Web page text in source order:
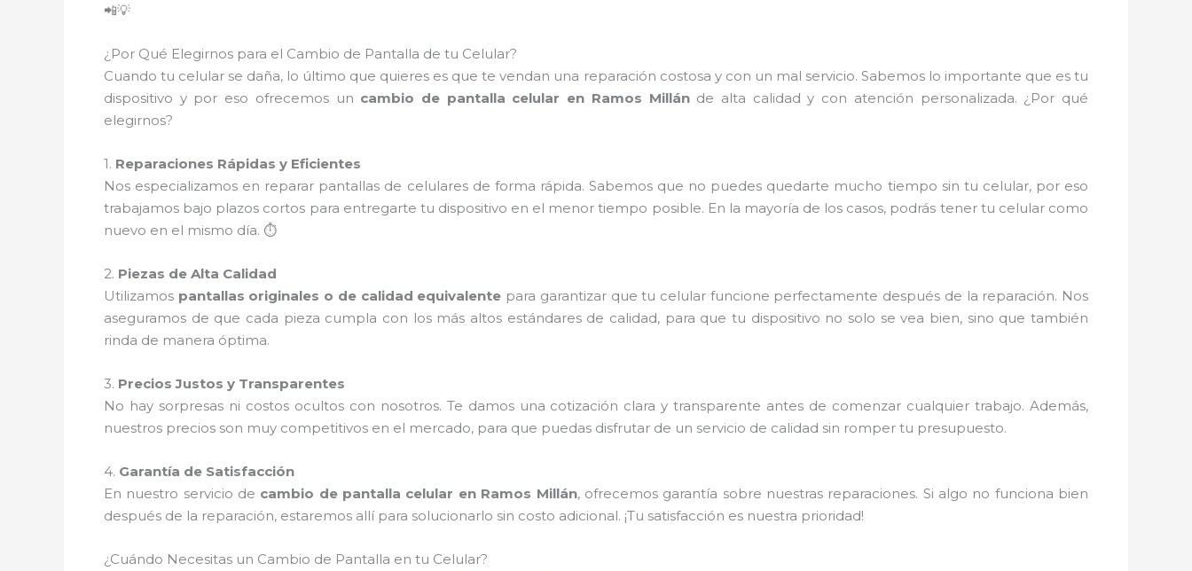
📲💡
¿Por Qué Elegirnos para el Cambio de Pantalla de tu Celular?
Cuando tu celular se daña, lo último que quieres es que te vendan una reparación costosa y con un mal servicio. Sabemos lo importante que es tu
dispositivo y por eso ofrecemos un cambio de pantalla celular en Ramos Millánde alta calidad y con atención personalizada. ¿Por qué
elegirnos?
1. Reparaciones Rápidas y Eficientes
Nos especializamos en reparar pantallas de celulares de forma rápida. Sabemos que no puedes quedarte mucho tiempo sin tu celular, por eso
trabajamos bajo plazos cortos para entregarte tu dispositivo en el menor tiempo posible. En la mayoría de los casos, podrás tener tu celular como
nuevo en el mismo día. ⏱️
2. Piezas de Alta Calidad
Utilizamos pantallas originales o de calidad equivalente para garantizar que tu celular funcione perfectamente después de la reparación. Nos
aseguramos de que cada pieza cumpla con los más altos estándares de calidad, para que tu dispositivo no solo se vea bien, sino que también
rinda de manera óptima.
3. Precios Justos y Transparentes
No hay sorpresas ni costos ocultos con nosotros. Te damos una cotización clara y transparente antes de comenzar cualquier trabajo. Además,
nuestros precios son muy competitivos en el mercado, para que puedas disfrutar de un servicio de calidad sin romper tu presupuesto.
4. Garantía de Satisfacción
En nuestro servicio de cambio de pantalla celular en Ramos Millán, ofrecemos garantía sobre nuestras reparaciones. Si algo no funciona bien
después de la reparación, estaremos allí para solucionarlo sin costo adicional. ¡Tu satisfacción es nuestra prioridad!
¿Cuándo Necesitas un Cambio de Pantalla en tu Celular?